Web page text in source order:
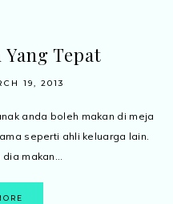
Tepat
19, 2013
anda boleh makan di meja
seperti ahli keluarga lain.
makan...